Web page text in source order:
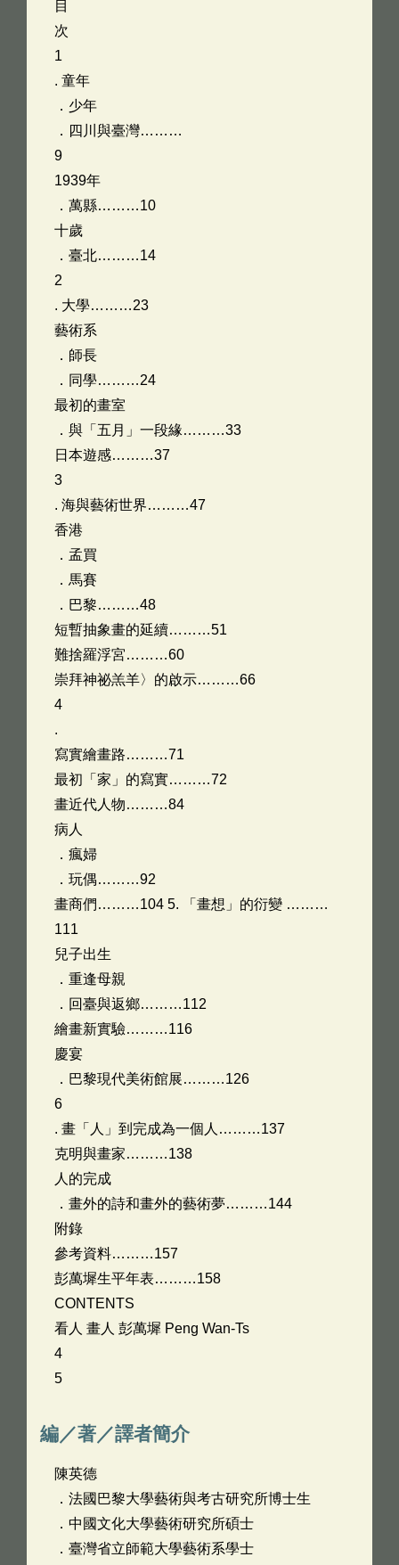
目
次
1
. 童年
．少年
．四川與臺灣………
9
1939年
．萬縣………10
十歲
．臺北………14
2
. 大學………23
藝術系
．師長
．同學………24
最初的畫室
．與「五月」一段緣………33
日本遊感………37
3
. 海與藝術世界………47
香港
．孟買
．馬賽
．巴黎………48
短暫抽象畫的延續………51
難捨羅浮宮………60
崇拜神祕羔羊〉的啟示………66
4
.
寫實繪畫路………71
最初「家」的寫實………72
畫近代人物………84
病人
．瘋婦
．玩偶………92
畫商們………104 5. 「畫想」的衍變 ………
111
兒子出生
．重逢母親
．回臺與返鄉………112
繪畫新實驗………116
慶宴
．巴黎現代美術館展………126
6
. 畫「人」到完成為一個人………137
克明與畫家………138
人的完成
．畫外的詩和畫外的藝術夢………144
附錄
參考資料………157
彭萬墀生平年表………158
CONTENTS
看人 畫人 彭萬墀 Peng Wan-Ts
4
5
編／著／譯者簡介
陳英德
．法國巴黎大學藝術與考古研究所博士生
．中國文化大學藝術研究所碩士
．臺灣省立師範大學藝術系學士